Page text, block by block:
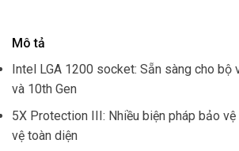
Mô tả
Intel LGA 1200 socket: Sẵn sàng cho bộ
và 10th Gen
5X Protection III: Nhiều biện pháp bảo
vệ toàn diện